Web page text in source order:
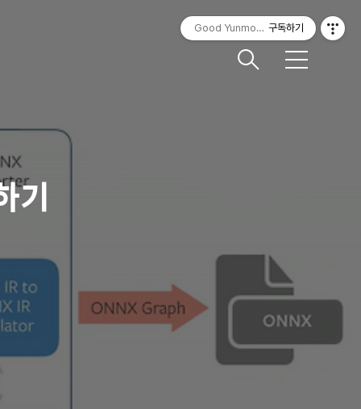
메
기
Good Yunmorning구독하기